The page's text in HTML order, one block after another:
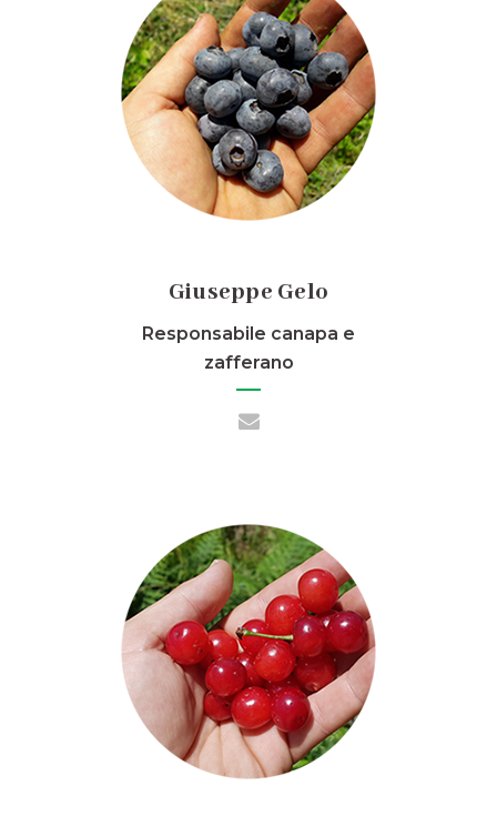
Giuseppe Gelo
Responsabile canapa e
zafferano